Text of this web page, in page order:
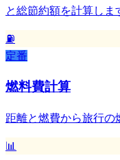
と総節約額を計算しま
⛽
定番
燃料費計算
距離と燃費から旅行の
📊